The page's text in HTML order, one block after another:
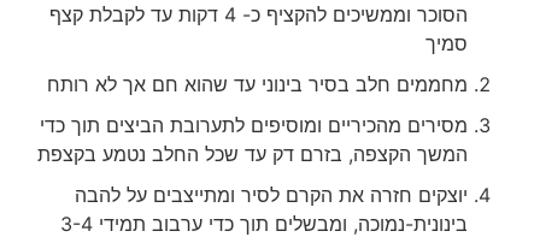
הסוכר וממשיכים להקציף כ- 4 דקות עד לקבלת קצף
סמיך
מחממים חלב בסיר בינוני עד שהוא חם אך לא רותח
מסירים מהכיריים ומוסיפים לתערובת הביצים תוך כדי
המשך הקצפה, בזרם דק עד שכל החלב נטמע בקצפת
יוצקים חזרה את הקרם לסיר ומתייצבים על להבה
בינונית-נמוכה, ומבשלים תוך כדי ערבוב תמידי 3-4